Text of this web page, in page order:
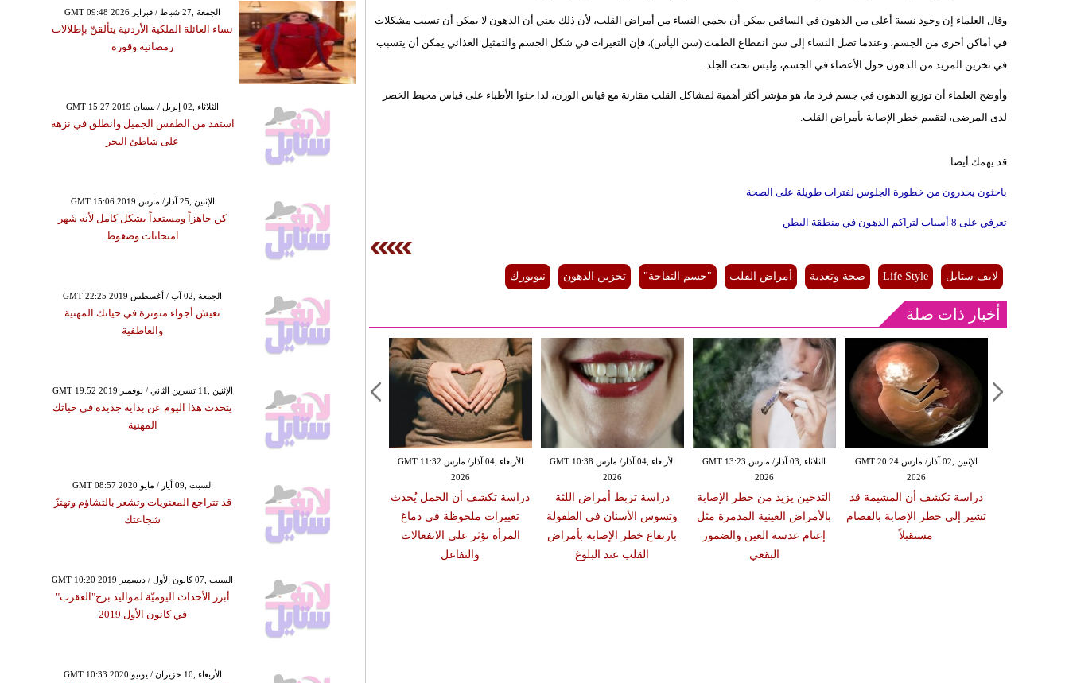
وقال العلماء إن وجود نسبة أعلى من الدهون في الساقين يمكن أن يحمي النساء من أمراض القلب، لأن ذلك يعني أن الدهون لا يمكن أن تسبب مشكلات
في أماكن أخرى من الجسم، وعندما تصل النساء إلى سن انقطاع الطمث (سن اليأس)، فإن التغيرات في شكل الجسم والتمثيل الغذائي يمكن أن يتسبب
في تخزين المزيد من الدهون حول الأعضاء في الجسم، وليس تحت الجلد.
وأوضح العلماء أن توزيع الدهون في جسم فرد ما، هو مؤشر أكثر أهمية لمشاكل القلب مقارنة مع قياس الوزن، لذا حثوا الأطباء على قياس محيط الخصر
لدى المرضى، لتقييم خطر الإصابة بأمراض القلب.
قد يهمك أيضا:
باحثون يحذرون من خطورة الجلوس لفترات طويلة على الصحة
تعرفي على 8 أسباب لتراكم الدهون في منطقة البطن
لايف ستايل Life Style صحة وتغذية أمراض القلب "جسم التفاحة" تخزين الدهون نيويورك
أخبار ذات صلة
الأربعاء ,04 آذار/ مارس GMT 11:32
2026
دراسة تكشف أن الحمل يُحدث
تغييرات ملحوظة في دماغ
المرأة تؤثر على الانفعالات
والتفاعل
الأربعاء ,04 آذار/ مارس GMT 10:38
2026
دراسة تربط أمراض اللثة
وتسوس الأسنان في الطفولة
بارتفاع خطر الإصابة بأمراض
القلب عند البلوغ
الثلاثاء ,03 آذار/ مارس GMT 13:23
2026
التدخين يزيد من خطر الإصابة
بالأمراض العينية المدمرة مثل
إعتام عدسة العين والضمور
البقعي
الإثنين ,02 آذار/ مارس GMT 20:24
2026
دراسة تكشف أن المشيمة قد
تشير إلى خطر الإصابة بالفصام
مستقبلاً
GMT 09:48 2026 الجمعة ,27 شباط / فبراير
نساء العائلة الملكية الأردنية يتألقنّ بإطلالات
رمضانية وقورة
GMT 15:27 2019 الثلاثاء ,02 إبريل / نيسان
استفد من الطقس الجميل وانطلق في نزهة
على شاطئ البحر
GMT 15:06 2019 الإثنين ,25 آذار/ مارس
كن جاهزاً ومستعداً بشكل كامل لأنه شهر
امتحانات وضغوط
GMT 22:25 2019 الجمعة ,02 آب / أغسطس
تعيش أجواء متوترة في حياتك المهنية
والعاطفية
GMT 19:52 2019 الإثنين ,11 تشرين الثاني / نوفمبر
يتحدث هذا اليوم عن بداية جديدة في حياتك
المهنية
GMT 08:57 2020 السبت ,09 أيار / مايو
قد تتراجع المعنويات وتشعر بالتشاؤم وتهتزّ
شجاعتك
GMT 10:20 2019 السبت ,07 كانون الأول / ديسمبر
أبرز الأحداث اليوميّة لمواليد برج"العقرب"
في كانون الأول 2019
GMT 10:33 2020 الأربعاء ,10 حزيران / يونيو